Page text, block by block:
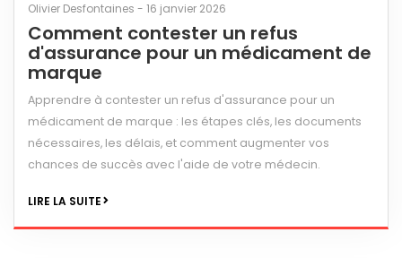
Olivier Desfontaines - 16 janvier 2026
Comment contester un refus
d'assurance pour un médicament de
marque
Apprendre à contester un refus d'assurance pour un
médicament de marque : les étapes clés, les documents
nécessaires, les délais, et comment augmenter vos
chances de succès avec l'aide de votre médecin.
LIRE LA SUITE